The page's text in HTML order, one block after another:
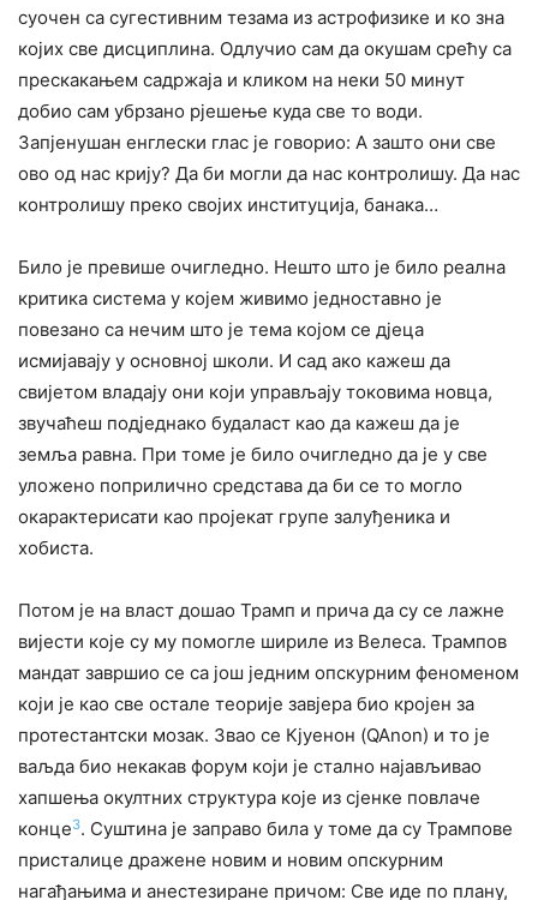
суочен са сугестивним тезама из астрофизике и ко зна
којих све дисциплина. Одлучио сам да окушам срећу са
прескакањем садржаја и кликом на неки 50 минут
добио сам убрзано рјешење куда све то води.
Запјенушан енглески глас је говорио: А зашто они све
ово од нас крију? Да би могли да нас контролишу. Да нас
контролишу преко својих институција, банака…
Било је превише очигледно. Нешто што је било реална
критика система у којем живимо једноставно је
повезано са нечим што је тема којом се дјеца
исмијавају у основној школи. И сад ако кажеш да
свијетом владају они који управљају токовима новца,
звучаћеш подједнако будаласт као да кажеш да је
земља равна. При томе је било очигледно да је у све
уложено поприлично средстава да би се то могло
окарактерисати као пројекат групе залуђеника и
хобиста.
Потом је на власт дошао Трамп и прича да су се лажне
вијести које су му помогле шириле из Велеса. Трампов
мандат завршио се са још једним опскурним феноменом
који је као све остале теорије завјера био кројен за
протестантски мозак. Звао се Кјуенон (QAnon) и то је
ваљда био некакав форум који је стално најављивао
хапшења окултних структура које из сјенке повлаче
конце3. Суштина је заправо била у томе да су Трампове
присталице дражене новим и новим опскурним
нагађањима и анестезиране причом: Све иде по плану,